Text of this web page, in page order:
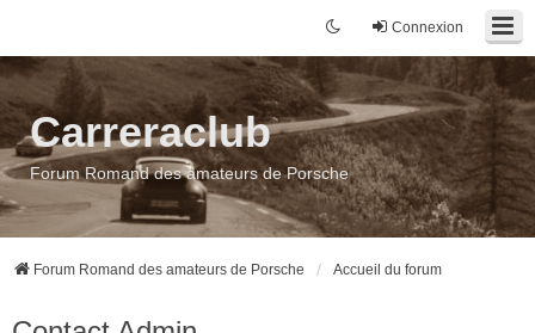
Connexion
Carreraclub
Forum Romand des amateurs de Porsche
Forum Romand des amateurs de Porsche Accueil du forum